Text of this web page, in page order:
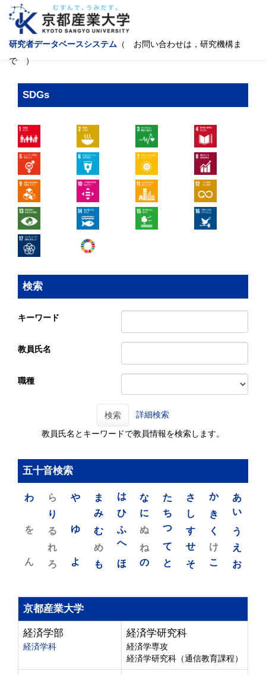
研究者データベースシステム （ お問い合わせは，研究機構ま
で ）
SDGs
検索
キーワード
教員氏名
職種
検索 詳細検索
教員氏名とキーワードで教員情報を検索します。
五十音検索
あ
い
う
え
お
か
き
く
け
こ
さ
し
す
せ
そ
た
ち
つ
て
と
な
に
ぬ
ね
の
は
ひ
ふ
へ
ほ
ま
み
む
め
も
や
ゆ
よ
ら
り
る
れ
ろ
わ
を
ん
京都産業大学
経済学部
経済学科
経済学研究科
経済学専攻
経済学研究科（通信教育課程）